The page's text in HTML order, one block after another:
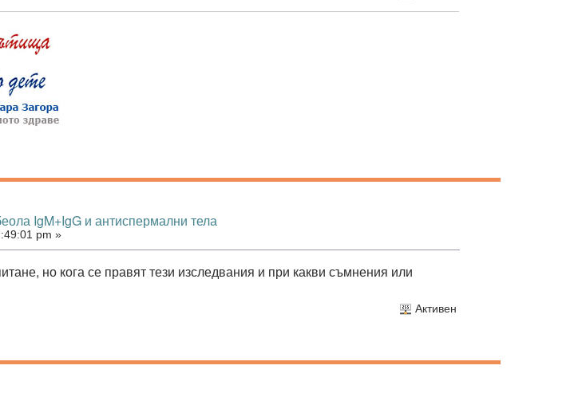
IgM+IgG и антиспермални тела
pm »
но кога се правят тези изследвания и при какви съмнения или
Активен